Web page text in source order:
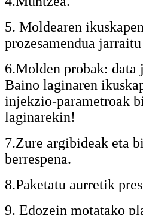
5. Moldearen
prozesamendua
6.Molden probak:
Baino laginaren
injekzio-parametroak
laginarekin!
7.Zure argibideak eta
berrespena.
8.Paketatu aurretik
9. Edozein motatako